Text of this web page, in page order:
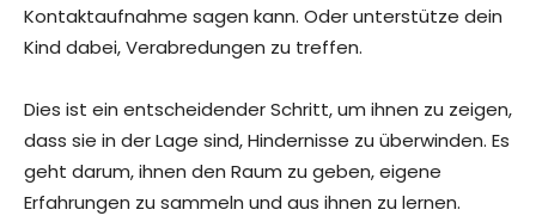
Kontaktaufnahme sagen kann. Oder unterstütze dein
Kind dabei, Verabredungen zu treffen.
Dies ist ein entscheidender Schritt, um ihnen zu zeigen,
dass sie in der Lage sind, Hindernisse zu überwinden. Es
geht darum, ihnen den Raum zu geben, eigene
Erfahrungen zu sammeln und aus ihnen zu lernen.